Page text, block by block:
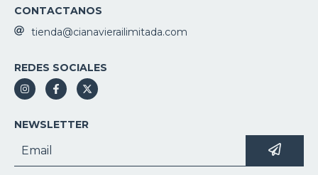
CONTACTANOS
tienda@cianavierailimitada.com
REDES SOCIALES
NEWSLETTER